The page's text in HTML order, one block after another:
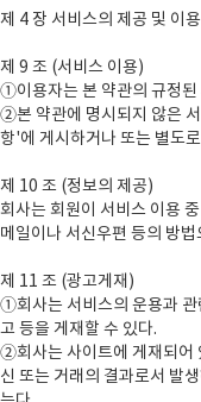
제 4 장 서비스의 제공 및 이용
제 9 조 (서비스 이용)
①이용자는 본 약관의 규정된
②본 약관에 명시되지 않은
항'에 게시하거나 또는 별도
제 10 조 (정보의 제공)
회사는 회원이 서비스 이용
메일이나 서신우편 등의 방
제 11 조 (광고게재)
①회사는 서비스의 운용과 관
고 등을 게재할 수 있다.
②회사는 사이트에 게재되어
신 또는 거래의 결과로서 발